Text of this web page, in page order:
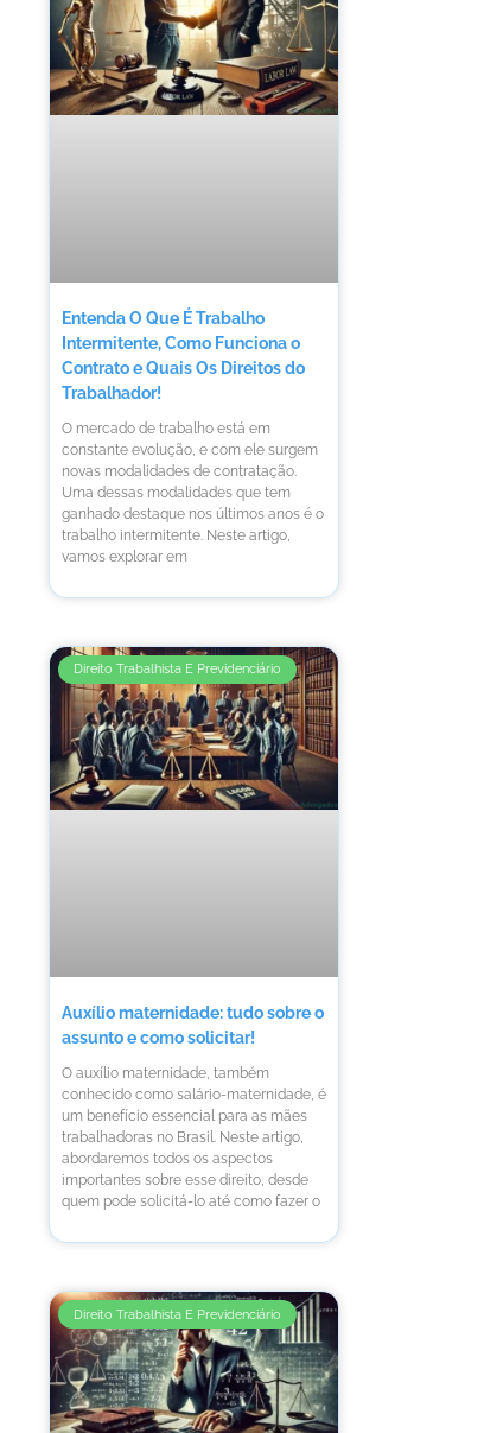
Entenda O Que É Trabalho
Intermitente, Como Funciona o
Contrato e Quais Os Direitos do
Trabalhador!
O mercado de trabalho está em
constante evolução, e com ele surgem
novas modalidades de contratação.
Uma dessas modalidades que tem
ganhado destaque nos últimos anos é o
trabalho intermitente. Neste artigo,
vamos explorar em
Direito Trabalhista E Previdenciário
Auxílio maternidade: tudo sobre o
assunto e como solicitar!
O auxílio maternidade, também
conhecido como salário-maternidade, é
um benefício essencial para as mães
trabalhadoras no Brasil. Neste artigo,
abordaremos todos os aspectos
importantes sobre esse direito, desde
quem pode solicitá-lo até como fazer o
Direito Trabalhista E Previdenciário